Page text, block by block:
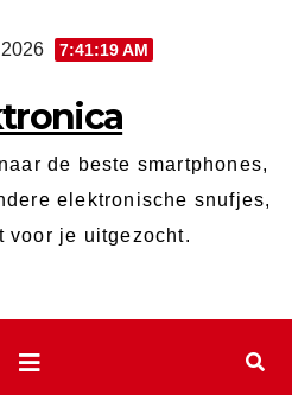
7:41:19 AM
de beste smartphones,
elektronische snufjes,
voor je uitgezocht.